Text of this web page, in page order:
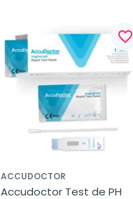
favorite_border
ACCUDOCTOR
Accudoctor Test de PH